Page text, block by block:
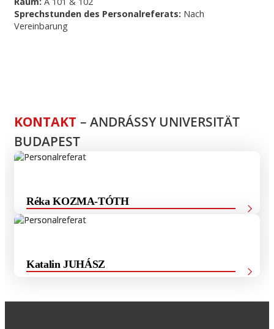
Sprechstunden des Personalreferats: Nach
Vereinbarung
KONTAKT – ANDRÁSSY UNIVERSITÄT
BUDAPEST
Réka KOZMA-TÓTH
Hauptreferentin für Personalangelegenheiten
Katalin JUHÁSZ